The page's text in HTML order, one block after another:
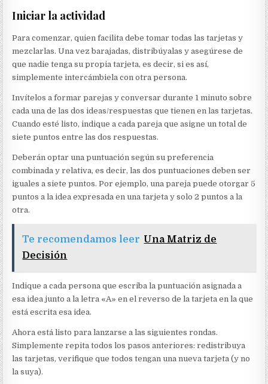
Iniciar la actividad
Para comenzar, quien facilita debe tomar todas las tarjetas y
mezclarlas. Una vez barajadas, distribúyalas y asegúrese de
que nadie tenga su propia tarjeta, es decir, si es así,
simplemente intercámbiela con otra persona.
Invítelos a formar parejas y conversar durante 1 minuto sobre
cada una de las dos ideas/respuestas que tienen en las tarjetas.
Cuando esté listo, indique a cada pareja que asigne un total de
siete puntos entre las dos respuestas.
Deberán optar una puntuación según su preferencia
combinada y relativa, es decir, las dos puntuaciones deben ser
iguales a siete puntos. Por ejemplo, una pareja puede otorgar 5
puntos a la idea expresada en una tarjeta y solo 2 puntos a la
otra.
Te recomendamos leer Una Matriz de
Decisión
Indique a cada persona que escriba la puntuación asignada a
esa idea junto a la letra «A» en el reverso de la tarjeta en la que
está escrita esa idea.
Ahora está listo para lanzarse a las siguientes rondas.
Simplemente repita todos los pasos anteriores: redistribuya
las tarjetas, verifique que todos tengan una nueva tarjeta (y no
la suya).